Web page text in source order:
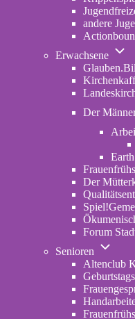
andere
Erwachsene
Der
Der
Forum
Senioren
Senioren
Altenclub